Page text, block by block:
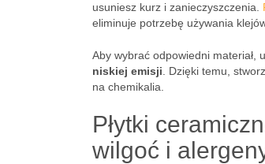
usuniesz kurz i zanieczyszczenia.
eliminuje potrzebę używania
Aby wybrać odpowiedni materiał,
niskiej emisji . Dzięki temu,
na chemikalia.
Płytki
wilgoć i